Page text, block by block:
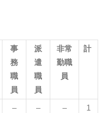
事
務
職
員
派
遣
職
員
非常
勤職
員
計
– – – 1